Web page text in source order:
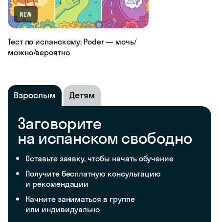
NEW
Тест по испанскому: Poder — мочь/
можно/вероятно
Взрослым Детям
Заговорите
на испанском свободно
Оставьте заявку, чтобы начать обучение
Получите бесплатную консультацию
и рекомендации
Начните заниматься в группе
или индивидуально